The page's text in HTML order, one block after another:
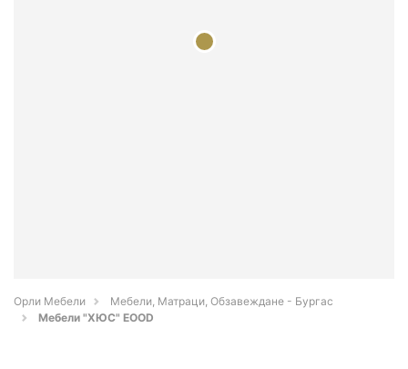
Орли Мебели
Мебели, Матраци, Обзавеждане - Бургас
Мебели "ХЮС" EOOD